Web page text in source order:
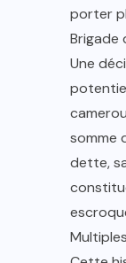
porter
Brigade
Une
somme
dette,